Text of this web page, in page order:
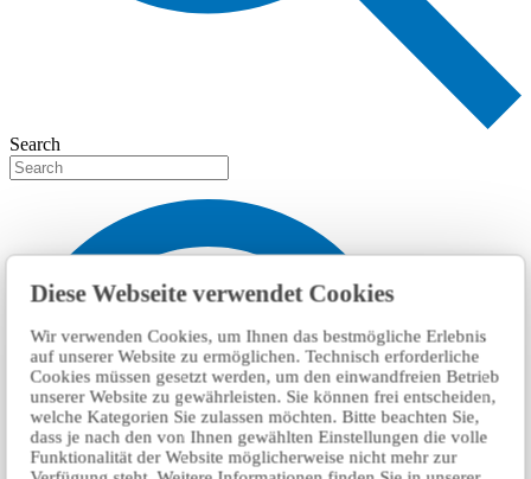
Diese Webseite verwendet Cookies
Wir verwenden Cookies, um Ihnen das bestmögliche Erlebnis
auf unserer Website zu ermöglichen. Technisch erforderliche
Cookies müssen gesetzt werden, um den einwandfreien Betrieb
unserer Website zu gewährleisten. Sie können frei entscheiden,
welche Kategorien Sie zulassen möchten. Bitte beachten Sie,
dass je nach den von Ihnen gewählten Einstellungen die volle
Funktionalität der Website möglicherweise nicht mehr zur
Search